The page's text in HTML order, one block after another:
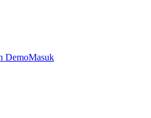
DemoMasuk